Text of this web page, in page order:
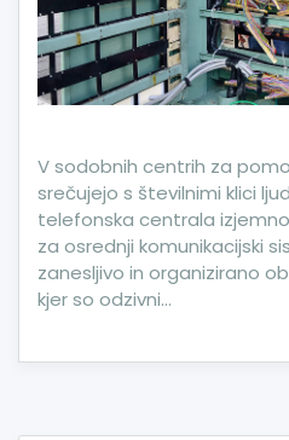
V sodobnih centrih za
srečujejo s številnimi klici
telefonska centrala
za osrednji komunikacijski
zanesljivo in organizirano
kjer so odzivni…